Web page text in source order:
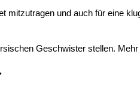
mitzutragen und auch für eine
Geschwister stellen.